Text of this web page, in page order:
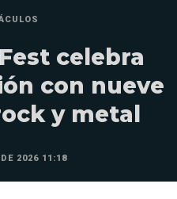
celebra
con nueve
y metal
2026 11:18